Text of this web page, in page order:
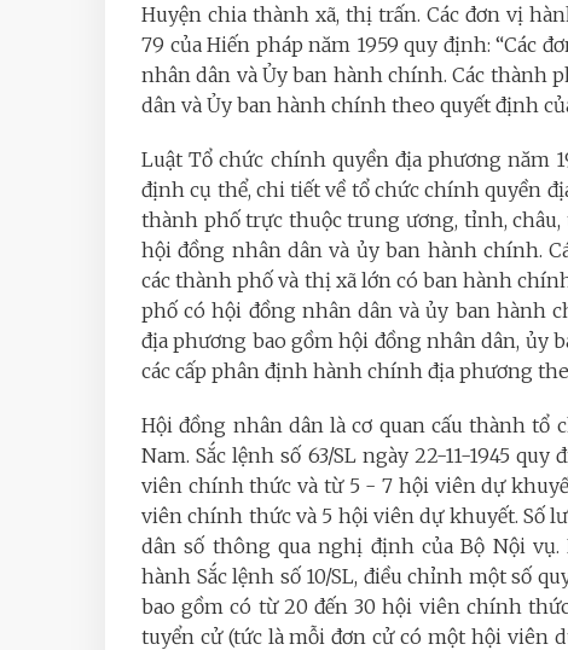
Huyện chia thành xã, thị trấn. Các đơn vị
79 của Hiến pháp năm 1959 quy định: “Các
nhân dân và Ủy ban hành chính. Các thành
dân và Ủy ban hành chính theo quyết định
Luật Tổ chức chính quyền địa phương năm
định cụ thể, chi tiết về tổ chức chính quyền
thành phố trực thuộc trung ương, tỉnh,
hội đồng nhân dân và ủy ban hành chính.
các thành phố và thị xã lớn có ban hành
phố có hội đồng nhân dân và ủy ban hành
địa phương bao gồm hội đồng nhân dân, ủy
các cấp phân định hành chính địa phương
Hội đồng nhân dân là cơ quan cấu thành tổ
Nam. Sắc lệnh số 63/SL ngày 22-11-1945
viên chính thức và từ 5 - 7 hội viên dự
viên chính thức và 5 hội viên dự khuyết. Số
dân số thông qua nghị định của Bộ Nội
hành Sắc lệnh số 10/SL, điều chỉnh một số
bao gồm có từ 20 đến 30 hội viên chính
tuyển cử (tức là mỗi đơn cử có một hội viên